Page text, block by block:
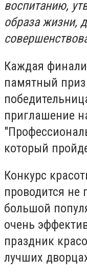
воспитанию,
образа жизни,
Каждая
памятный
приглашение
который
Конкурс
проводится не
большой
очень
праздник
лучших